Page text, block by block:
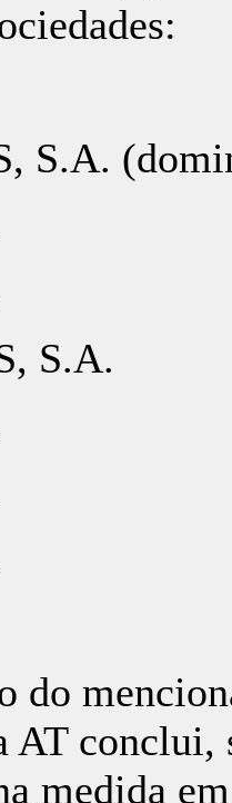
S.A.
S.A.
do
conclui,
medida